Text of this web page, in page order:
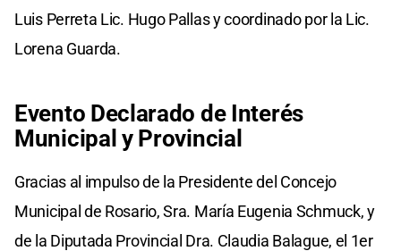
Luis Perreta Lic. Hugo Pallas y coordinado por la Lic.
Lorena Guarda.
Evento Declarado de Interés
Municipal y Provincial
Gracias al impulso de la Presidente del Concejo
Municipal de Rosario, Sra. María Eugenia Schmuck, y
de la Diputada Provincial Dra. Claudia Balague, el 1er